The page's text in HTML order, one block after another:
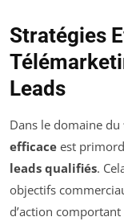
Stratégies
Leads
Dans le domaine du
efficace est
leads qualifiés.
objectifs
d’action comportant